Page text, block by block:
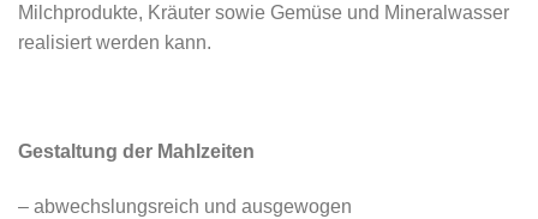
Milchprodukte, Kräuter sowie Gemüse und Mineralwasser
realisiert werden kann.
Gestaltung der Mahlzeiten
– abwechslungsreich und ausgewogen